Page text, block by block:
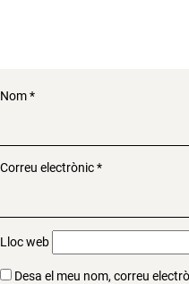
Nom*
Correu electrònic*
Lloc web
Desa el meu nom, correu